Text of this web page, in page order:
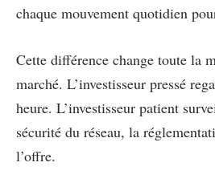
chaque mouvement quotidien
Cette différence change toute la
marché. L’investisseur pressé
heure. L’investisseur patient
sécurité du réseau, la
l’offre.